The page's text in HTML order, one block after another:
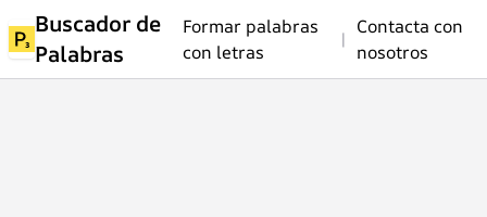
Buscador de
Palabras
Formar palabras
con letras
|
Contacta con
nosotros